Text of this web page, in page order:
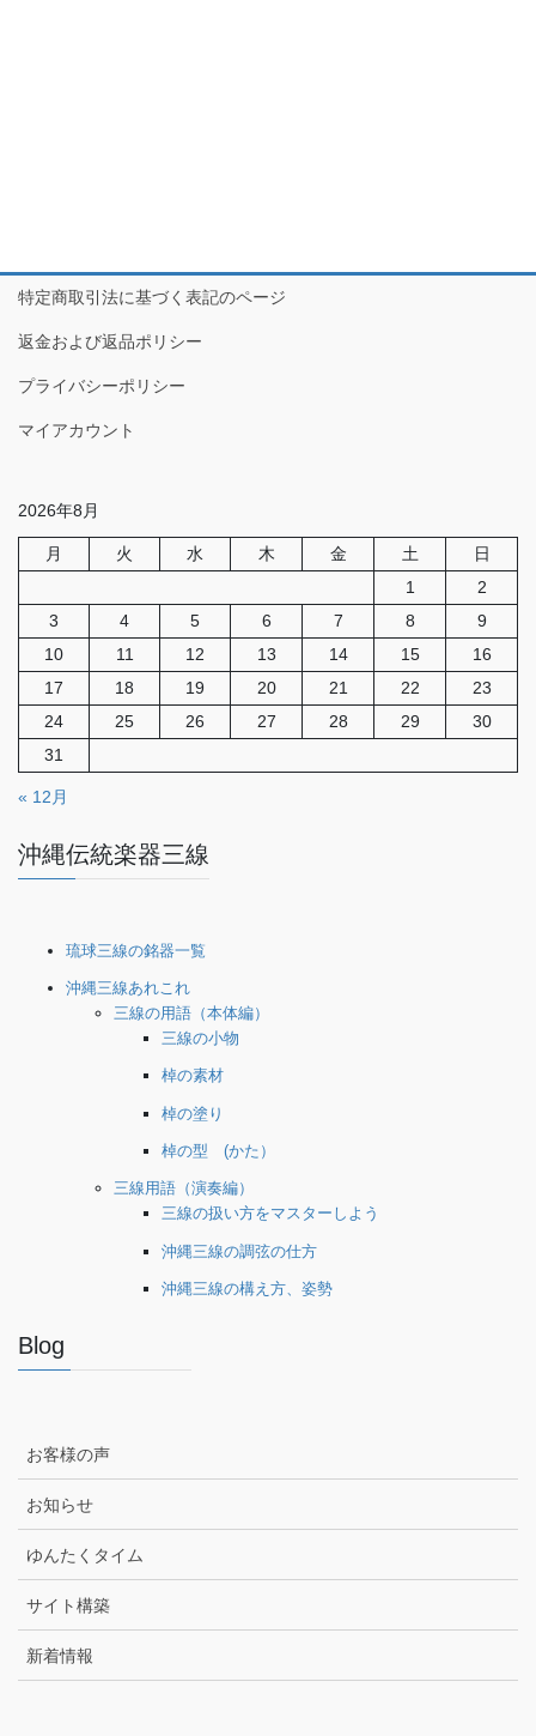
特定商取引法に基づく表記のページ
返金および返品ポリシー
プライバシーポリシー
マイアカウント
2026年8月
月 火 水 木 金 土
日
1
2
3
4 5 6 7 8
9
10
11 12 13 14 15
16
17
18 19 20 21 22
23
24
25 26 27 28 29
30
31
« 12月
沖縄伝統楽器三線
琉球三線の銘器一覧
沖縄三線あれこれ
三線の用語（本体編）
三線の小物
棹の素材
棹の塗り
棹の型 (かた）
三線用語（演奏編）
三線の扱い方をマスターしよう
沖縄三線の調弦の仕方
沖縄三線の構え方、姿勢
Blog
お客様の声
お知らせ
ゆんたくタイム
サイト構築
新着情報